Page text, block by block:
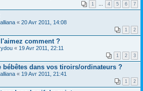
1 … 4 5 6 7
« 20 Avr 2011, 14:08
1 2
comment ?
« 19 Avr 2011, 22:11
1 2 3
bébêtes dans vos tiroirs/ordinateurs ?
« 19 Avr 2011, 21:41
1 2